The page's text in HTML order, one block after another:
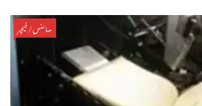
سائنس/فیچر